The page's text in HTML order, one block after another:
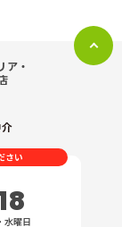
ア・
さい
水曜日